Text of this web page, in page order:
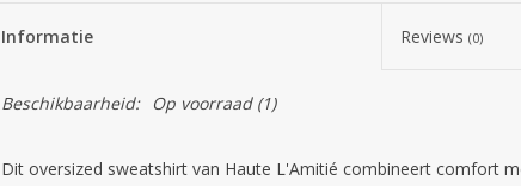
Informatie Reviews(0)
Beschikbaarheid: Op voorraad(1)
Dit oversized sweatshirt van Haute L'Amitié combineert comfort